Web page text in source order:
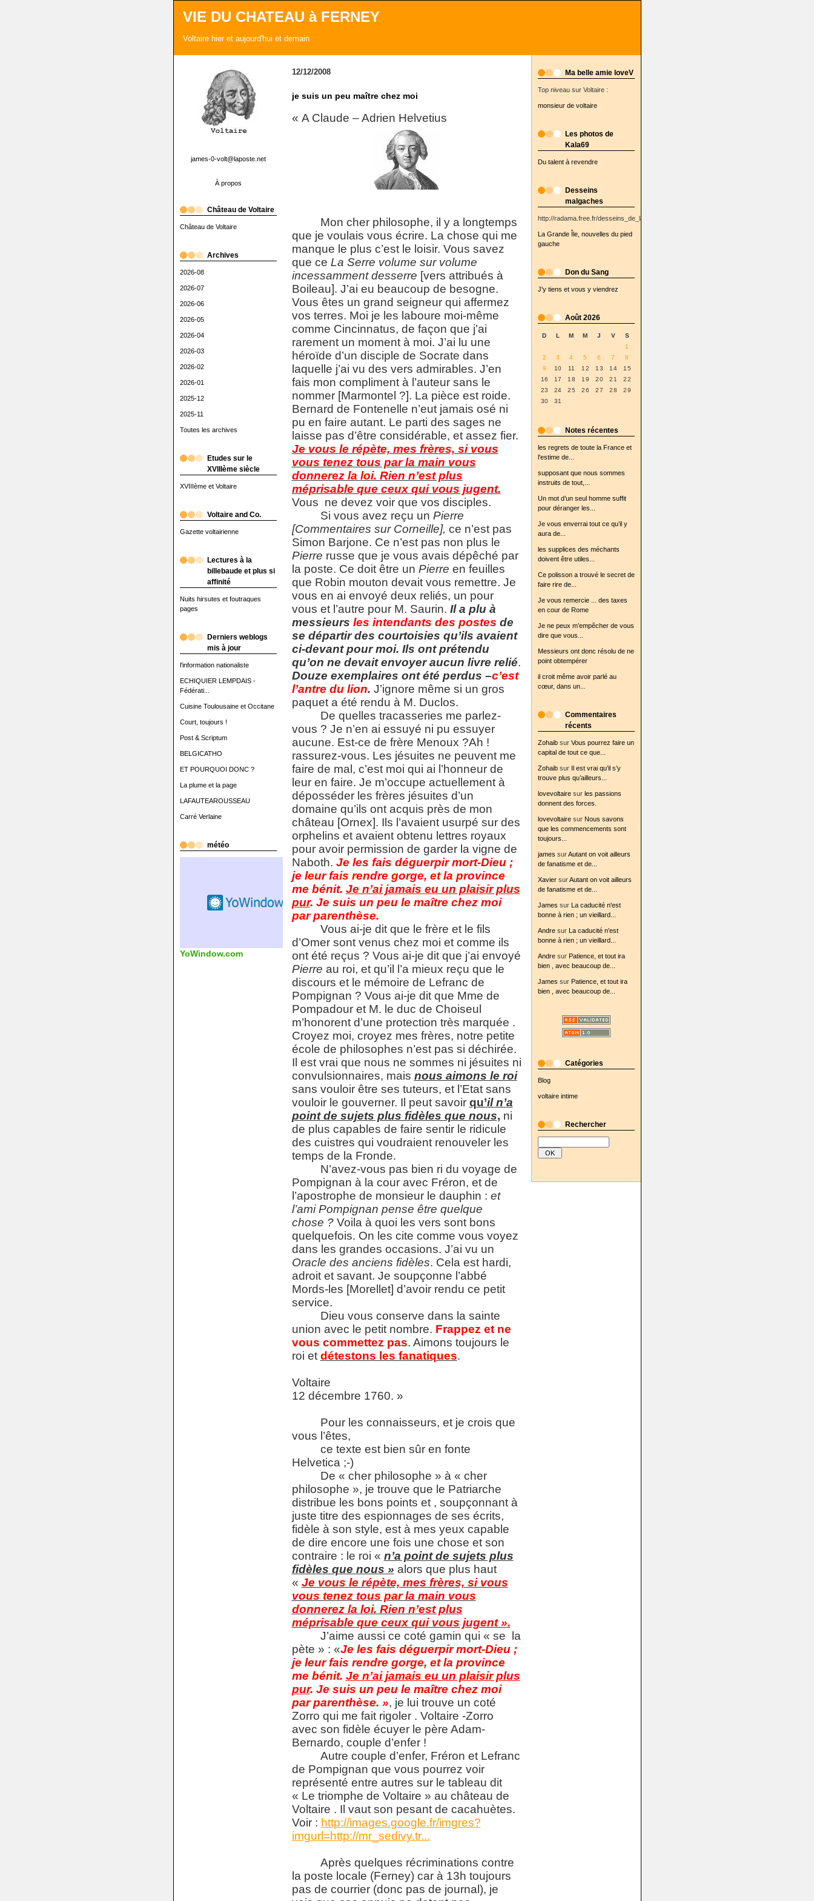
VIE DU CHATEAU à FERNEY
Voltaire hier et aujourd'hui et demain
james-0-volt@laposte.net
À propos
Château de Voltaire
Château de Voltaire
Archives
2026-08
2026-07
2026-06
2026-05
2026-04
2026-03
2026-02
2026-01
2025-12
2025-11
Toutes les archives
Etudes sur le
XVIIIème siècle
XVIIIème et Voltaire
Voltaire and Co.
Gazette voltairienne
Lectures à la
billebaude et plus si
affinité
Nuits hirsutes et foutraques
pages
Derniers weblogs
mis à jour
l'information nationaliste
ECHIQUIER LEMPDAIS -
Fédérati...
Cuisine Toulousaine et Occitane
Court, toujours !
Post & Scriptum
BELGICATHO
ET POURQUOI DONC ?
La plume et la page
LAFAUTEAROUSSEAU
Carré Verlaine
météo
YoWindow.com yr.no
Ma belle amie loveV
Top niveau sur Voltaire :
monsieur de voltaire
Les photos de
Kala69
Du talent à revendre
Desseins
malgaches
http://radama.free.fr/desseins_de_la_semaine/
La Grande Île, nouvelles du pied
gauche
Don du Sang
J'y tiens et vous y viendrez
Août 2026
D L M M J V
S
1
2
3 4 5 6 7
8
9
10 11 12 13 14
15
16
17 18 19 20 21
22
23
24 25 26 27 28
29
30
31
Notes récentes
les regrets de toute la France et
l'estime de...
supposant que nous sommes
instruits de tout,...
Un mot d’un seul homme suffit
pour déranger les...
Je vous enverrai tout ce qu’il y
aura de...
les supplices des méchants
doivent être utiles...
Ce polisson a trouvé le secret de
faire rire de...
Je vous remercie ... des taxes
en cour de Rome
Je ne peux m’empêcher de vous
dire que vous...
Messieurs ont donc résolu de ne
point obtempérer
il croit même avoir parlé au
cœur, dans un...
Commentaires
récents
Zohaibsur Vous pourrez faire un
capital de tout ce que...
Zohaibsur Il est vrai qu’il s’y
trouve plus qu’ailleurs...
lovevoltairesur les passions
donnent des forces.
lovevoltairesur Nous savons
que les commencements sont
toujours...
james surAutant on voit ailleurs
de fanatisme et de...
XaviersurAutant on voit ailleurs
de fanatisme et de...
James sur La caducité n'est
bonne à rien ; un vieillard...
Andresur La caducité n'est
bonne à rien ; un vieillard...
Andresur Patience, et tout ira
bien , avec beaucoup de...
James sur Patience, et tout ira
bien , avec beaucoup de...
Catégories
Blog
voltaire intime
Rechercher
12/12/2008
je suis un peu maître chez moi
« A Claude – Adrien Helvetius
Mon cher philosophe, il y a longtemps
que je voulais vous écrire. La chose qui me
manque le plus c’est le loisir. Vous savez
que ce La Serre volume sur volume
incessamment desserre [vers attribués à
Boileau]. J’ai eu beaucoup de besogne.
Vous êtes un grand seigneur qui affermez
vos terres. Moi je les laboure moi-même
comme Cincinnatus, de façon que j’ai
rarement un moment à moi. J’ai lu une
héroïde d’un disciple de Socrate dans
laquelle j’ai vu des vers admirables. J’en
fais mon compliment à l’auteur sans le
nommer [Marmontel ?]. La pièce est roide.
Bernard de Fontenelle n’eut jamais osé ni
pu en faire autant. Le parti des sages ne
laisse pas d’être considérable, et assez fier.
Je vous le répète, mes frères, si vous
vous tenez tous par la main vous
donnerez la loi. Rien n’est plus
méprisable que ceux qui vous jugent.
Vous ne devez voir que vos disciples.
Si vous avez reçu un Pierre
[Commentaires sur Corneille], ce n’est pas
Simon Barjone. Ce n’est pas non plus le
Pierre russe que je vous avais dépêché par
la poste. Ce doit être un Pierre en feuilles
que Robin mouton devait vous remettre. Je
vous en ai envoyé deux reliés, un pour
vous et l’autre pour M. Saurin. Il a plu à
messieurs les intendants des postes de
se départir des courtoisies qu’ils avaient
ci-devant pour moi. Ils ont prétendu
qu’on ne devait envoyer aucun livre relié.
Douze exemplaires ont été perdus –c’est
l’antre du lion. J’ignore même si un gros
paquet a été rendu à M. Duclos.
De quelles tracasseries me parlez-
vous ? Je n’en ai essuyé ni pu essuyer
aucune. Est-ce de frère Menoux ?Ah !
rassurez-vous. Les jésuites ne peuvent me
faire de mal, c’est moi qui ai l’honneur de
leur en faire. Je m’occupe actuellement à
déposséder les frères jésuites d’un
domaine qu’ils ont acquis près de mon
château [Ornex]. Ils l’avaient usurpé sur des
orphelins et avaient obtenu lettres royaux
pour avoir permission de garder la vigne de
Naboth. Je les fais déguerpir mort-Dieu ;
je leur fais rendre gorge, et la province
me bénit. Je n’ai jamais eu un plaisir plus
pur. Je suis un peu le maître chez moi
par parenthèse.
Vous ai-je dit que le frère et le fils
d’Omer sont venus chez moi et comme ils
ont été reçus ? Vous ai-je dit que j’ai envoyé
Pierre au roi, et qu’il l’a mieux reçu que le
discours et le mémoire de Lefranc de
Pompignan ? Vous ai-je dit que Mme de
Pompadour et M. le duc de Choiseul
m’honorent d’une protection très marquée .
Croyez moi, croyez mes frères, notre petite
école de philosophes n’est pas si déchirée.
Il est vrai que nous ne sommes ni jésuites ni
convulsionnaires, mais nous aimons le roi
sans vouloir être ses tuteurs, et l’Etat sans
vouloir le gouverner. Il peut savoir qu’il n’a
point de sujets plus fidèles que nous, ni
de plus capables de faire sentir le ridicule
des cuistres qui voudraient renouveler les
temps de la Fronde.
N’avez-vous pas bien ri du voyage de
Pompignan à la cour avec Fréron, et de
l’apostrophe de monsieur le dauphin : et
l’ami Pompignan pense être quelque
chose ?Voila à quoi les vers sont bons
quelquefois. On les cite comme vous voyez
dans les grandes occasions. J’ai vu un
Oracle des anciens fidèles. Cela est hardi,
adroit et savant. Je soupçonne l’abbé
Mords-les [Morellet] d’avoir rendu ce petit
service.
Dieu vous conserve dans la sainte
union avec le petit nombre. Frappez et ne
vous commettez pas. Aimons toujours le
roi et détestons les fanatiques.
Voltaire
12 décembre 1760. »
Pour les connaisseurs, et je crois que
vous l’êtes,
ce texte est bien sûr en fonte
Helvetica ;-)
De « cher philosophe » à « cher
philosophe », je trouve que le Patriarche
distribue les bons points et , soupçonnant à
juste titre des espionnages de ses écrits,
fidèle à son style, est à mes yeux capable
de dire encore une fois une chose et son
contraire : le roi « n’a point de sujets plus
fidèles que nous » alors que plus haut
« Je vous le répète, mes frères, si vous
vous tenez tous par la main vous
donnerez la loi. Rien n’est plus
méprisable que ceux qui vous jugent ».
J’aime aussi ce coté gamin qui « se la
pète » : «Je les fais déguerpir mort-Dieu ;
je leur fais rendre gorge, et la province
me bénit. Je n’ai jamais eu un plaisir plus
pur. Je suis un peu le maître chez moi
par parenthèse. », je lui trouve un coté
Zorro qui me fait rigoler . Voltaire -Zorro
avec son fidèle écuyer le père Adam-
Bernardo, couple d’enfer !
Autre couple d’enfer, Fréron et Lefranc
de Pompignan que vous pourrez voir
représenté entre autres sur le tableau dit
« Le triomphe de Voltaire » au château de
Voltaire . Il vaut son pesant de cacahuètes.
Voir : http://images.google.fr/imgres?
imgurl=http://mr_sedivy.tr...
Après quelques récriminations contre
la poste locale (Ferney) car à 13h toujours
pas de courrier (donc pas de journal), je